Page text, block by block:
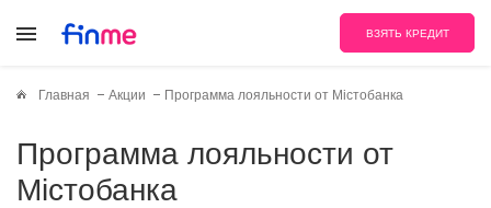
ВЗЯТЬ КРЕДИТ
Главная Акции Программа лояльности от Містобанка
Программа лояльности от
Містобанка